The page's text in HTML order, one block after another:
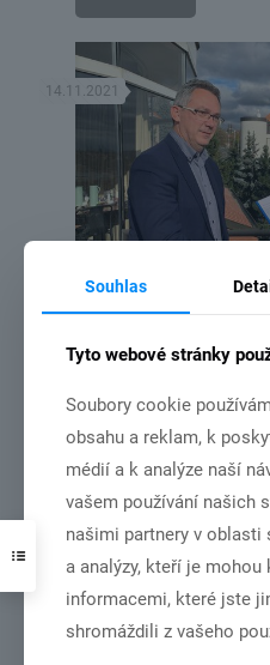
14.11.2021
MČR družstev v roce 2022 bude
Číst více
31.10.2021
Souhlas
Tyto webové stránky
Soubory cookie
obsahu a reklam, k
médií a k analýze naší
vašem používání našich
našimi partnery v
a analýzy, kteří je
informacemi, které jste
shromáždili z vašeho